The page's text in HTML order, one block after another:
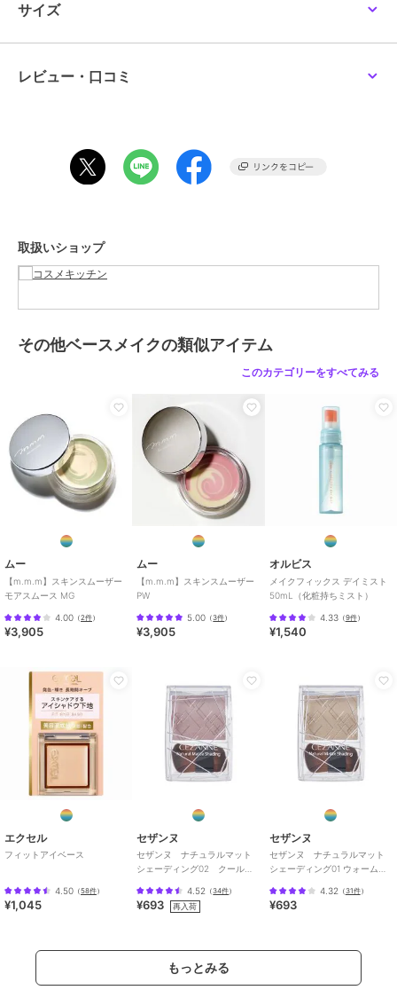
石けんオフ可
＜ご使用方法＞
指の腹で表面をなでるようにとり、毛穴やテカリが気になる頬や小
＜全成分＞
イラン花油、ローマカミツレ花油、オレンジ油、ノバラ油、バニラ果
実エキス、水、トコフェロール、水酸化Ａｌ、酸化チタン、酸化鉄、
グンジョウ、カルミン、マルトデキストリン、エタノール
この商品は、不良品のみ返品を承ります
ブランド ムー
ショップ コスメキッチン
ベースメイク ／その他ベースメ
レディース
ベースメイク ／ その他ベースメ
イク
メンズ
ベースメイク
その他ベースメ
カラー
サイズ
原産国
サイズ
レビュー・口コミ
取扱いショップ
その他ベースメイクの類似アイテム
このカテゴリーをすべてみる
ムー
【m.m.m】スキンスムーザー
モアスムース MG
4.00 （2件）
¥3,905
ムー
【m.m.m】スキンスムーザー
PW
5.00 （3件）
¥3,905
オルビス
メイクフィックス デイミスト
50mL（化粧持ちミスト）
4.33（9件）
¥1,540
エクセル
フィットアイベース
4.50 （58件）
¥1,045
セザンヌ
セザンヌ ナチュラルマット
シェーディング02 クールト
4.52 （34件）
¥693 再入荷
セザンヌ
セザンヌ ナチュラルマット
シェーディング01 ウォームト
4.32 （31件）
¥693
もっとみる